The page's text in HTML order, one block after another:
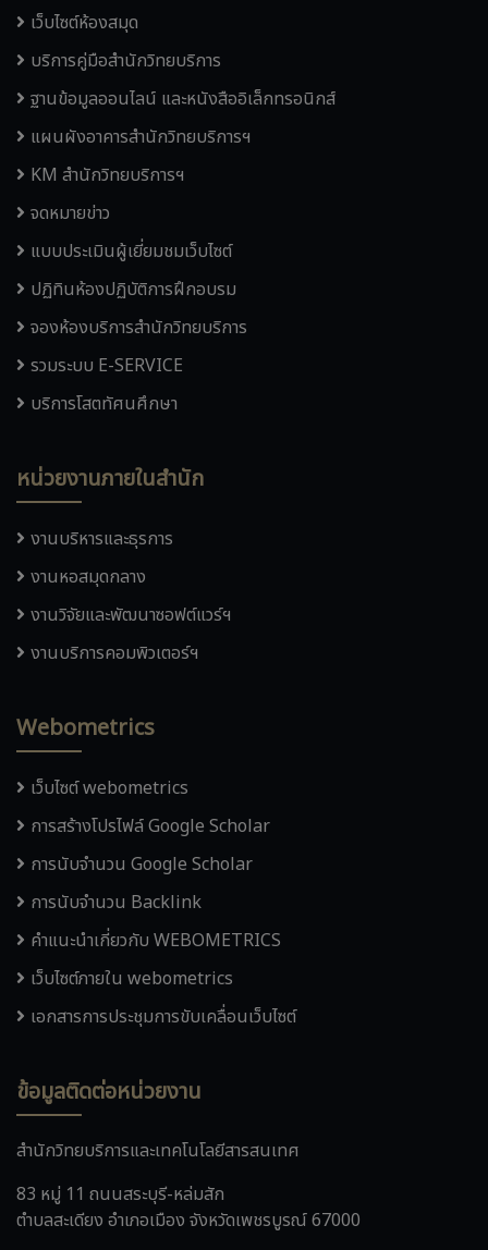
เว็บไซต์ห้องสมุด
บริการคู่มือสำนักวิทยบริการ
ฐานข้อมูลออนไลน์ และหนังสืออิเล็กทรอนิกส์
แผนผังอาคารสำนักวิทยบริการฯ
KM สำนักวิทยบริการฯ
จดหมายข่าว
แบบประเมินผู้เยี่ยมชมเว็บไซต์
ปฏิทินห้องปฏิบัติการฝึกอบรม
จองห้องบริการสำนักวิทยบริการ
รวมระบบ E-SERVICE
บริการโสตทัศนศึกษา
หน่วยงานภายในสำนัก
งานบริหารและธุรการ
งานหอสมุดกลาง
งานวิจัยและพัฒนาซอฟต์แวร์ฯ
งานบริการคอมพิวเตอร์ฯ
Webometrics
เว็บไซต์ webometrics
การสร้างโปรไฟล์ Google Scholar
การนับจำนวน Google Scholar
การนับจำนวน Backlink
คำแนะนำเกี่ยวกับ WEBOMETRICS
เว็บไซต์ภายใน webometrics
เอกสารการประชุมการขับเคลื่อนเว็บไซต์
ข้อมูลติดต่อหน่วยงาน
สำนักวิทยบริการและเทคโนโลยีสารสนเทศ
83 หมู่ 11 ถนนสระบุรี-หล่มสัก
ตำบลสะเดียง อำเภอเมือง จังหวัดเพชรบูรณ์ 67000